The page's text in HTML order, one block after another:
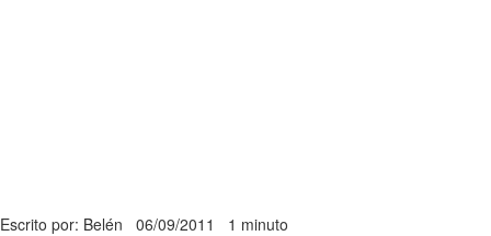
Escrito por: Belén 06/09/2011 1 minuto